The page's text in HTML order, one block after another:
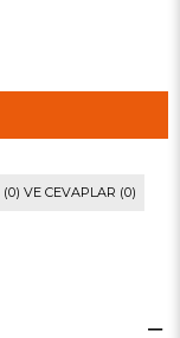
(0) VE CEVAPLAR (0)